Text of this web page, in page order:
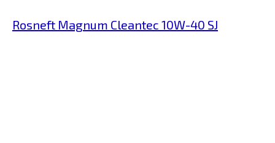
Rosneft Magnum Cleantec 10W-40 SJ